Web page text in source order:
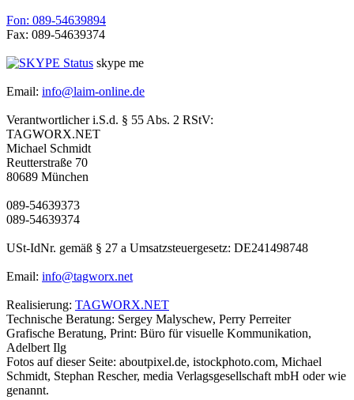
Fon: 089-54639894
Fax: 089-54639374
skype me
Email: info@laim-online.de
Verantwortlicher i.S.d. § 55 Abs. 2 RStV:
TAGWORX.NET
Michael Schmidt
Reutterstraße 70
80689 München
089-54639373
089-54639374
USt-IdNr. gemäß § 27 a Umsatzsteuergesetz: DE241498748
Email: info@tagworx.net
Realisierung: TAGWORX.NET
Technische Beratung: Sergey Malyschew, Perry Perreiter
Grafische Beratung, Print: Büro für visuelle Kommunikation,
Adelbert Ilg
Fotos auf dieser Seite: aboutpixel.de, istockphoto.com, Michael
Schmidt, Stephan Rescher, media Verlagsgesellschaft mbH oder wie
genannt.